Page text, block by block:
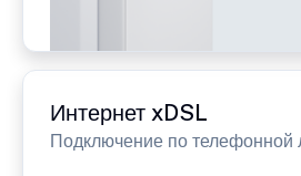
Интернет xDSL
Подключение по телефонной